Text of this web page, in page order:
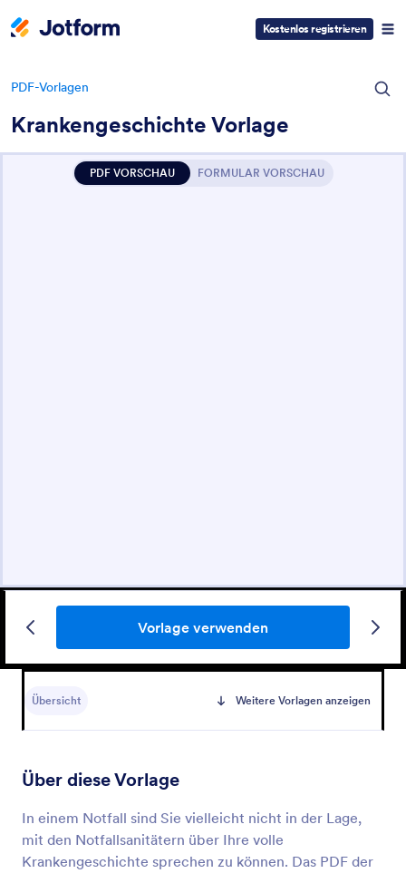
Kostenlos registrieren
PDF-Vorlagen
Krankengeschichte Vorlage
PDF VORSCHAU FORMULAR VORSCHAU
Vorlage verwenden
Übersicht Weitere Vorlagen anzeigen
Über diese Vorlage
In einem Notfall sind Sie vielleicht nicht in der Lage,
mit den Notfallsanitätern über Ihre volle
Krankengeschichte sprechen zu können. Das PDF der